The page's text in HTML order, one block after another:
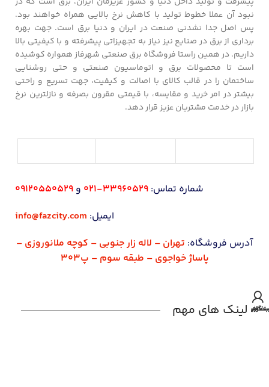
نبود آن عملا خطوط تولید با کاهش نرخ بالایی همراه خواهند بود.
پس اصل جدا نشدنی صنعت در ایران و دنیا برق است. جهت بهره
برداری از برق در صنایع نیز نیاز به تجهیزاتی پیشرفته و با کیفیتی بالا
داریم. در همین راستا فروشگاه برق صنعتی شهرفاز همواره کوشیده
است تا محصولات برق و اتوماسیون صنعتی و حتی روشنایی
ساختمان را در قالب کالای با اصالت و کیفیت، جهت تسریع و راحتی
بیشتر در امر خرید و مقایسه، با قیمتی مقرون بصرفه و نازلترین نرخ
بازار در خدمت مشتریان عزیز قرار دهد.
شماره تماس: 33960529-021 و 09120550529
ایمیل: info@fazcity.com
آدرس فروشگاه: تهران – لاله زار جنوبی – کوچه ملانوروزی –
پاساژ خواجوی – طبقه سوم – پ303
لینک های مهمکاربری من
تلفنی